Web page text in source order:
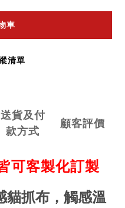
車
清單
送貨及付
款方式
顧客評價
可客製化訂製
貓抓布，觸感溫